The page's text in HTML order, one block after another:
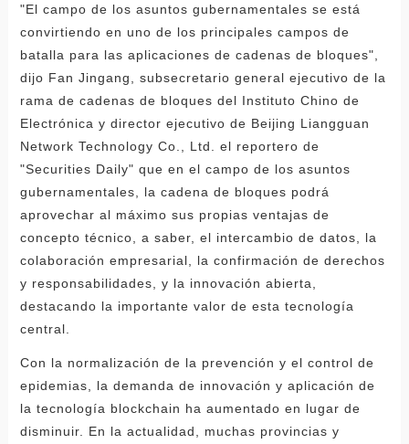
"El campo de los asuntos gubernamentales se está
convirtiendo en uno de los principales campos de
batalla para las aplicaciones de cadenas de bloques",
dijo Fan Jingang, subsecretario general ejecutivo de la
rama de cadenas de bloques del Instituto Chino de
Electrónica y director ejecutivo de Beijing Liangguan
Network Technology Co., Ltd. el reportero de
"Securities Daily" que en el campo de los asuntos
gubernamentales, la cadena de bloques podrá
aprovechar al máximo sus propias ventajas de
concepto técnico, a saber, el intercambio de datos, la
colaboración empresarial, la confirmación de derechos
y responsabilidades, y la innovación abierta,
destacando la importante valor de esta tecnología
central.
Con la normalización de la prevención y el control de
epidemias, la demanda de innovación y aplicación de
la tecnología blockchain ha aumentado en lugar de
disminuir. En la actualidad, muchas provincias y